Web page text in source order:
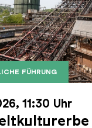
Gasometer im
Veith
FÜHRUNG
der
Weltkulturerbe
11:30 Uhr